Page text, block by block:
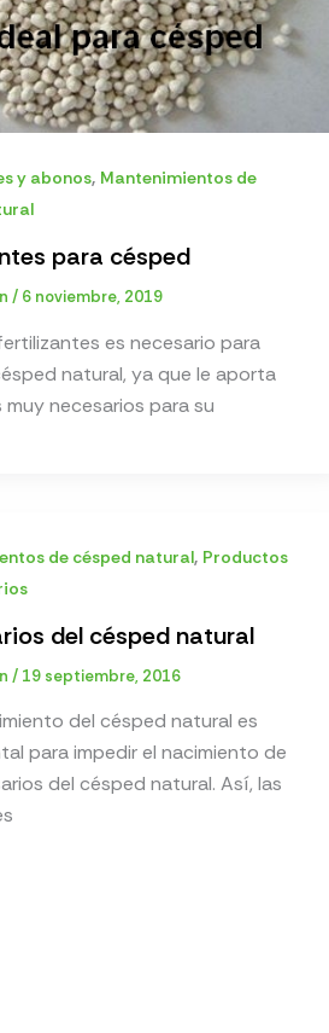
y abonos, Mantenimientos de
para césped
/ 6 noviembre, 2019
es necesario para
natural, ya que le aporta
necesarios para su
de césped natural, Productos
del césped natural
/ 19 septiembre, 2016
del césped natural es
para impedir el nacimiento de
del césped natural. Así, las